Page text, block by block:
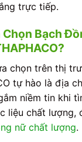
trực tiếp.
Chọn Bạch
chọn trên thị
tự hào là địa
niềm tin khi
liệu chất lượng,
nữ chất lượng.